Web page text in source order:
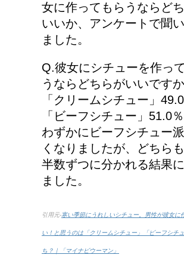
耳と肩が関係す
第二次世界大戦
日本の徴兵年齢
女に作ってもらうならど
いいか、アンケートで聞
ました。
Q.彼女にシチューを作っ
うならどちらがいいです
「クリームシチュー」
「ビーフシチュー」51.0％
わずかにビーフシチュー
くなりましたが、どちら
半数ずつに分かれる結果
ました。
引用元-寒い季節にうれしいシチュー。男性が彼女に
い！と思うのは「クリームシチュー」「ビーフシチ
ち？｜「マイナビウーマン」